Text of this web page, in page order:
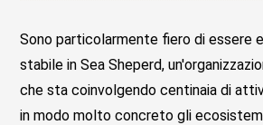
Sono particolarmente fiero di essere
stabile in Sea Sheperd,
che sta coinvolgendo centinaia di
in modo molto concreto gli